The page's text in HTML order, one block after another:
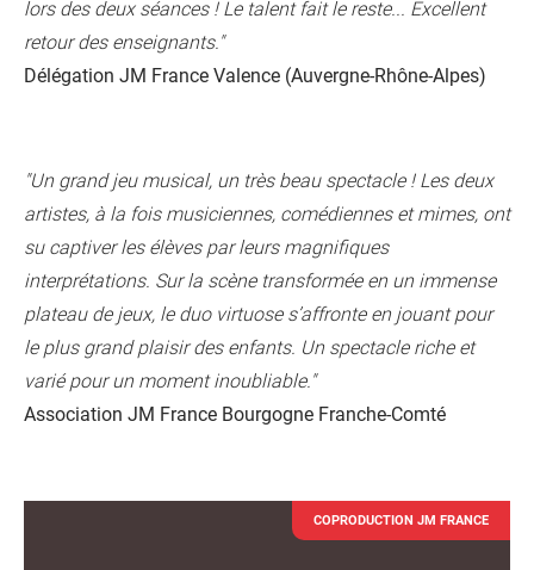
lors des deux séances ! Le talent fait le reste... Excellent
retour des enseignants."
Délégation JM France Valence (Auvergne-Rhône-Alpes)
"Un grand jeu musical, un très beau spectacle ! Les deux
artistes, à la fois musiciennes, comédiennes et mimes, ont
su captiver les élèves par leurs magnifiques
interprétations. Sur la scène transformée en un immense
plateau de jeux, le duo virtuose s’affronte en jouant pour
le plus grand plaisir des enfants. Un spectacle riche et
varié pour un moment inoubliable."
Association JM France Bourgogne Franche-Comté
COPRODUCTION JM FRANCE